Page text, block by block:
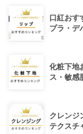
口紅おす
プラ・デ
化粧下地
ス・敏感
クレンジ
テクスチ